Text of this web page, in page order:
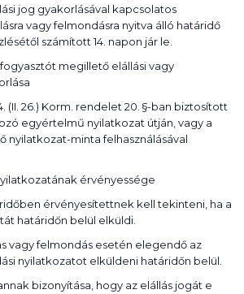
jog gyakorlásával kapcsolatos
vagy felmondásra nyitva álló határidő
számított 14. napon jár le.
megillető elállási vagy
(II. 26.) Korm. rendelet 20. §-ban biztosított
egyértelmű nyilatkozat útján, vagy a
nyilatkozat-minta felhasználásával
érvényessége
érvényesítettnek kell tekinteni, ha a
határidőn belül elküldi.
vagy felmondás esetén elegendő az
nyilatkozatot elküldeni határidőn belül.
bizonyítása, hogy az elállás jogát e